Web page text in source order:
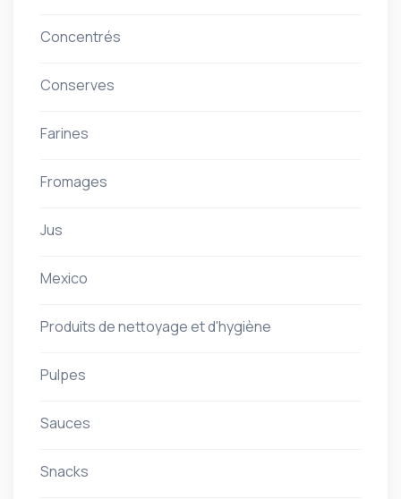
Concentrés
Conserves
Farines
Fromages
Jus
Mexico
Produits de nettoyage et d'hygiène
Pulpes
Sauces
Snacks